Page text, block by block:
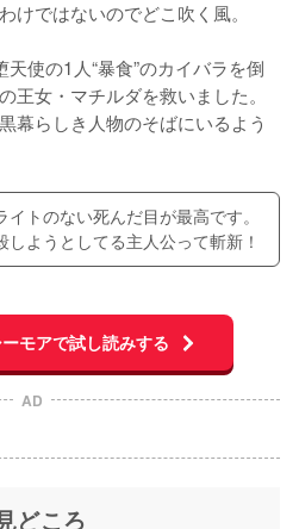
けではないのでどこ吹く風。
使の1人“暴食”のカイバラを倒
王女・マチルダを救いました。
幕らしき人物のそばにいるよう
トのない死んだ目が最高です。
しようとしてる主人公って斬新！
モアで試し読みする
AD
どころ